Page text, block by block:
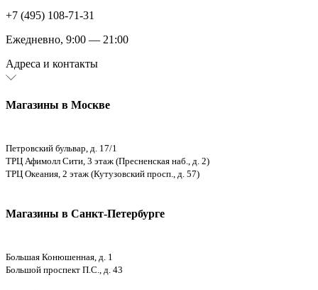
+7 (495) 108-71-31
Ежедневно, 9:00 — 21:00
Адреса и контакты
Магазины в Москве
Петровский бульвар, д. 17/1
ТРЦ Афимолл Сити, 3 этаж (Пресненская наб., д. 2)
ТРЦ Океания, 2 этаж (Кутузовский просп., д. 57)
Магазины в Санкт-Петербурге
Большая Конюшенная, д. 1
Большой проспект П.С., д. 43